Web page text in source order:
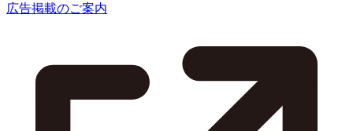
広告掲載のご案内